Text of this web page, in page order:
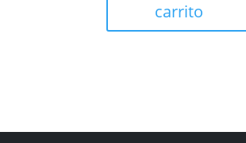
carrito